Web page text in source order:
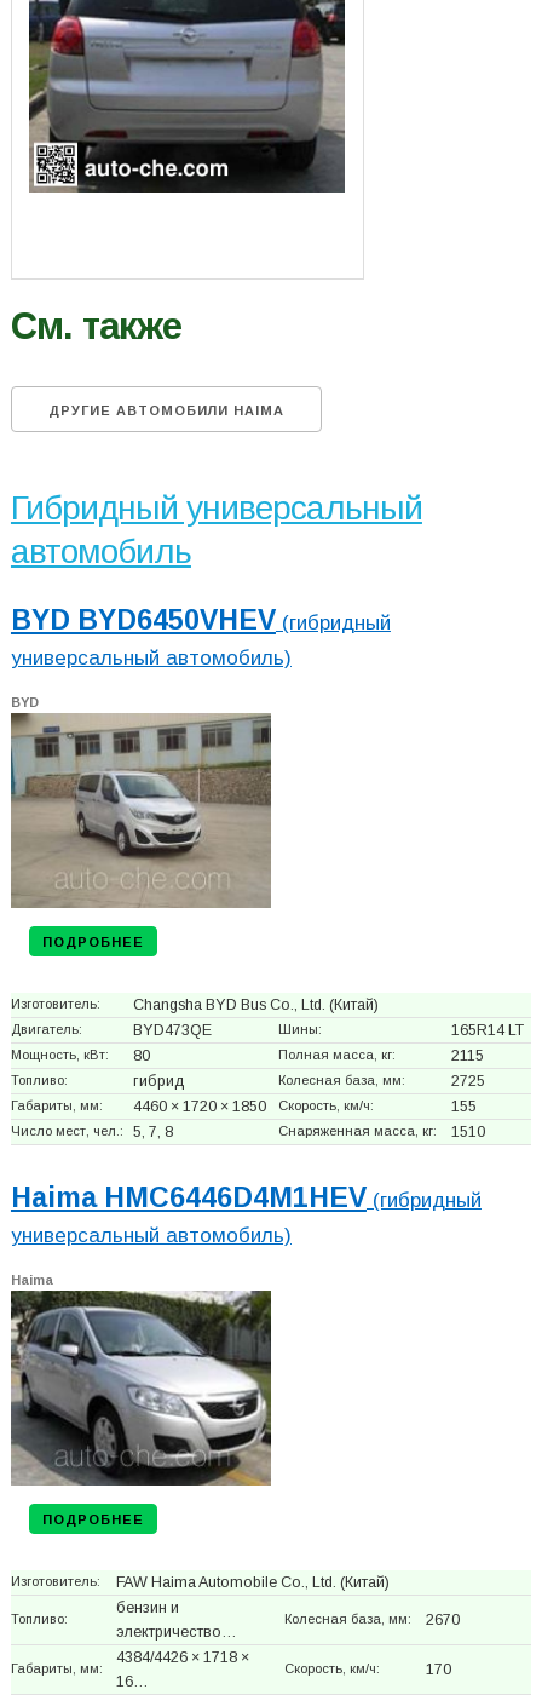
См. также
ДРУГИЕ АВТОМОБИЛИ HAIMA
Гибридный универсальный
автомобиль
BYD BYD6450VHEV (гибридный
универсальный автомобиль)
BYD
ПОДРОБНЕЕ
Изготовитель: Changsha BYD Bus Co., Ltd. (Китай)
Двигатель: BYD473QE Шины: 165R14 LT
Мощность, кВт: 80 Полная масса, кг: 2115
Топливо: гибрид Колесная база, мм: 2725
Габариты, мм: 4460 × 1720 × 1850 Скорость, км/ч: 155
Число мест, чел.: 5, 7, 8 Снаряженная масса, кг: 1510
Haima HMC6446D4M1HEV (гибридный
универсальный автомобиль)
Haima
ПОДРОБНЕЕ
Изготовитель: FAW Haima Automobile Co., Ltd. (Китай)
Топливо:
бензин и
электричество…
Колесная база, мм: 2670
Габариты, мм:
4384/4426 × 1718 ×
16…
Скорость, км/ч: 170